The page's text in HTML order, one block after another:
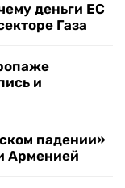
деньги ЕС
Газа
и
падении»
Арменией